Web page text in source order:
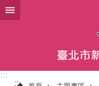
跳到主要內容區塊
:::
:::